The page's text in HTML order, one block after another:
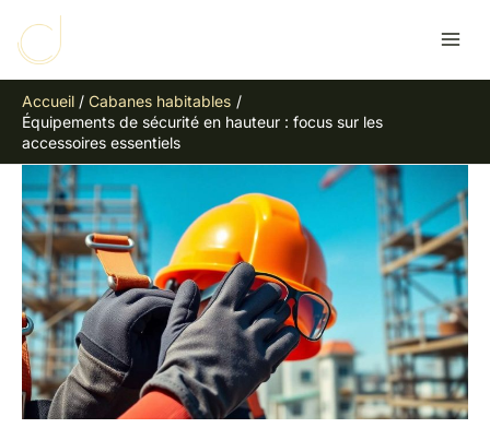
contenu
Accueil
Cabanes habitables
Équipements de sécurité en hauteur : focus sur les
accessoires essentiels
e
h
e
r
c
h
e
r